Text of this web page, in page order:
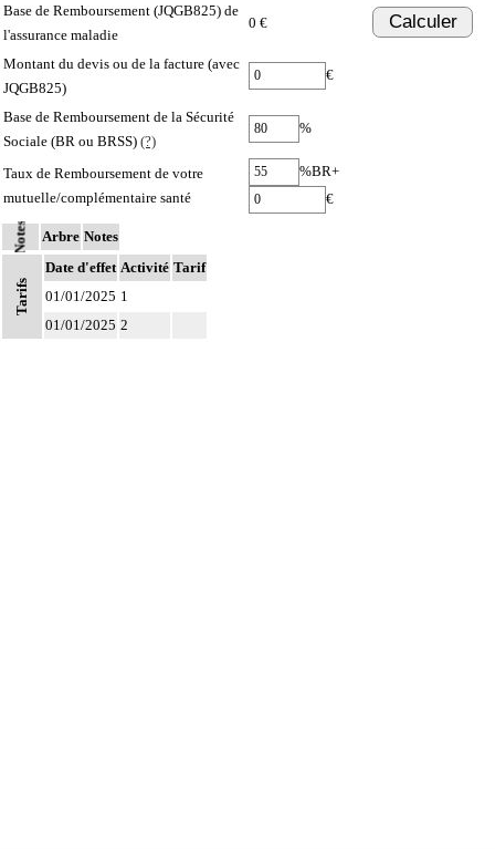
Base de Remboursement (JQGB825) de
l'assurance maladie
0 € Calculer
Montant du devis ou de la facture (avec
JQGB825)
€
Base de Remboursement de la Sécurité
Sociale (BR ou BRSS) (?)
%
Taux de Remboursement de votre
mutuelle/complémentaire santé
%BR+
€
Notes Arbre Notes
Tarifs
Date d'effet Activité Tarif
01/01/2025 1
01/01/2025 2